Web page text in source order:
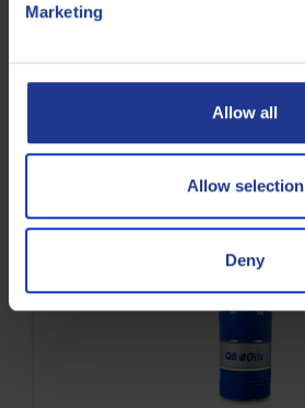
Marketing
Allow all
Allow selection
Deny
Q8 Axle Oil XG 80W-140
Fluido per assali SAE J2360